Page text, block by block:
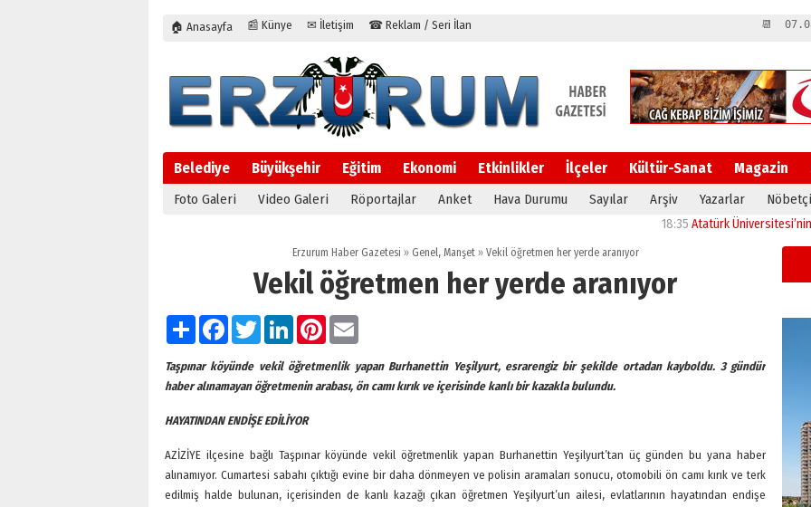
🏠 Anasayfa 📰 Künye ✉ İletişim ☎ Reklam / Seri İlan 📆
Belediye Büyükşehir Eğitim Ekonomi Etkinlikler İlçeler Kültür-Sanat Magazin
Foto Galeri Video Galeri Röportajlar Anket Hava Durumu Sayılar Arşiv Yazarlar
Atatürk Üniversitesi’nin
Erzurum Haber Gazetesi » Genel, Manşet »Vekil öğretmen her yerde aranıyor
Vekil öğretmen her yerde aranıyor
PaylaşFacebook
TwitterLinkedInPinterest
Taşpınar köyünde vekil öğretmenlik yapan Burhanettin Yeşilyurt, esrarengiz bir şekilde ortadan kayboldu. 3 gündür
haber alınamayan öğretmenin arabası, ön camı kırık ve içerisinde kanlı bir kazakla bulundu.
HAYATINDAN ENDİŞE EDİLİYOR
AZİZİYE ilçesine bağlı Taşpınar köyünde vekil öğretmenlik yapan Burhanettin Yeşilyurt’tan üç günden bu yana haber
alınamıyor. Cumartesi sabahı çıktığı evine bir daha dönmeyen ve polisin aramaları sonucu, otomobili ön camı kırık ve terk
edilmiş halde bulunan, içerisinden de kanlı kazağı çıkan öğretmen Yeşilyurt’un ailesi, evlatlarının hayatından endişe